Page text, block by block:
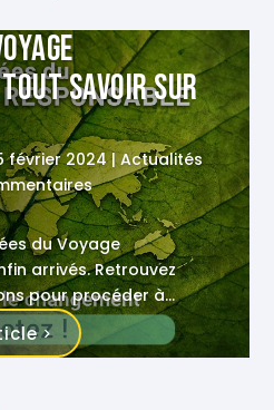
tout savoir sur
février 2024|Actualités
du Voyage
arrivés. Retrouvez
pour procéder à
gagnants.